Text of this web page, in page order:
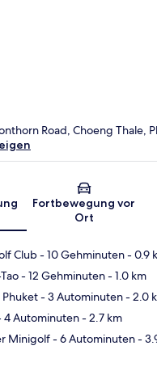
Karte
Road, Choeng Thale,
Fortbewegung vor
Ort
Club- 10 Gehminuten- 0.9
- 12 Gehminuten- 1.0 km
Phuket- 3 Autominuten- 2.0
4 Autominuten- 2.7 km
Minigolf- 6 Autominuten-